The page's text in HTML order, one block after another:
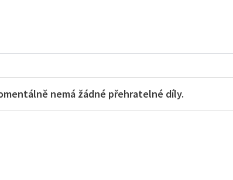
nemá žádné přehratelné díly.